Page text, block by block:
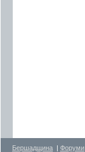
Бершадщина | Форуми